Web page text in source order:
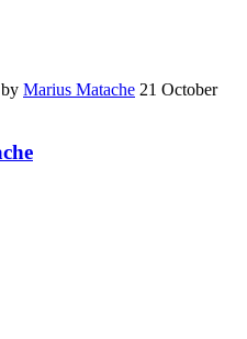
Marius Matache 21 October